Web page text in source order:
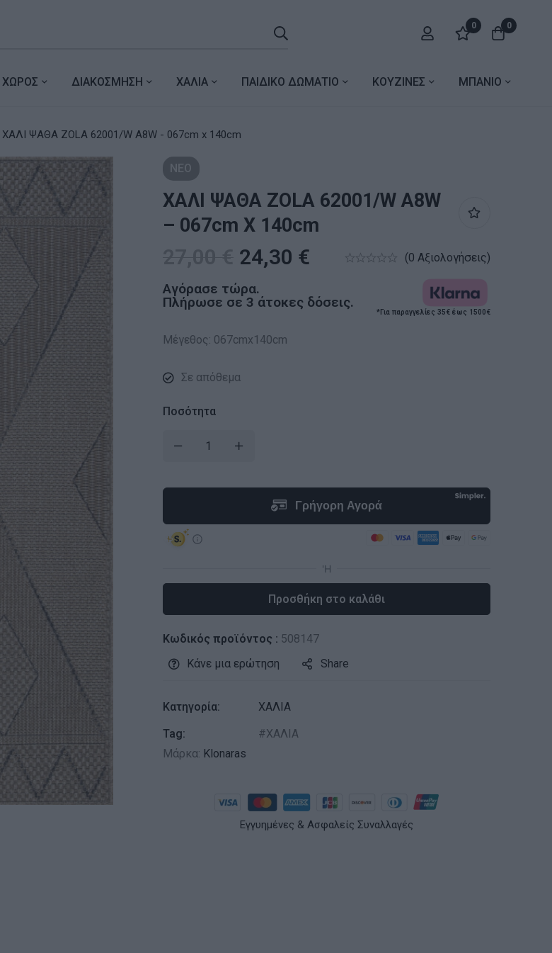
0 0
ΧΩΡΟΣ ΔΙΑΚΟΣΜΗΣΗ ΧΑΛΙΑ ΠΑΙΔΙΚΟ ΔΩΜΑΤΙΟ ΚΟΥΖΙΝΕΣ ΜΠΑΝΙΟ
ΧΑΛΙ ΨΑΘΑ ZOLA 62001/W A8W - 067cm x 140cm
ΝΕΟ
ΧΑΛΙ ΨΑΘΑ ZOLA 62001/W A8W
– 067cm X 140cm
24,30 € (0 Αξιολογήσεις)
Αγόρασε τώρα.
Πλήρωσε σε 3 άτοκες δόσεις.
*Για παραγγελίες 35€ έως 1500€
Μέγεθος: 067cmx140cm
Σε απόθεμα
Ποσότητα
Προσθήκη στο καλάθι
Κωδικός προϊόντος : 508147
Κάνε μια ερώτηση
Share
Κατηγορία:
ΧΑΛΙΑ
Tag:
ΧΑΛΙΑ
Μάρκα: Klonaras
Εγγυημένες & Ασφαλείς Συναλλαγές